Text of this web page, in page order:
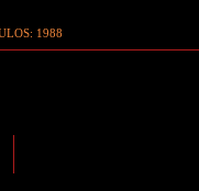
1988